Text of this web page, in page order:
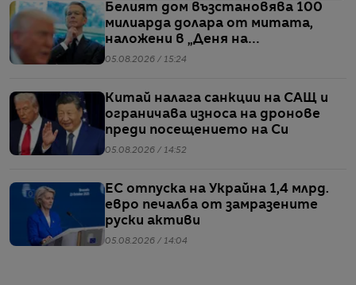
Белият дом възстановява 100
милиарда долара от митата,
наложени в „Деня на
освобождението“
05.08.2026 / 15:24
Китай налага санкции на САЩ и
ограничава износа на дронове
преди посещението на Си
05.08.2026 / 14:52
ЕС отпуска на Украйна 1,4 млрд.
евро печалба от замразените
руски активи
05.08.2026 / 14:04